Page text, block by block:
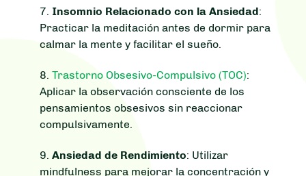
7. Insomnio Relacionado con la Ansiedad:
Practicar la meditación antes de dormir para
calmar la mente y facilitar el sueño.
8. Trastorno Obsesivo-Compulsivo (TOC):
Aplicar la observación consciente de los
pensamientos obsesivos sin reaccionar
compulsivamente.
9. Ansiedad de Rendimiento: Utilizar
mindfulness para mejorar la concentración y